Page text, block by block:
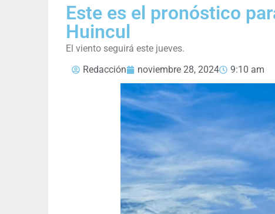
Este es el pronóstico
Huincul
El viento seguirá este jueves.
Redacción
noviembre 28, 2024 9:10 am